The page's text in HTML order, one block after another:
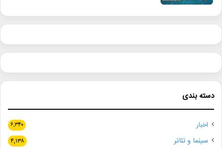
دسته بندی
اخبار ۶,۳۴۰
سینما و تئاتر ۴,۱۳۸